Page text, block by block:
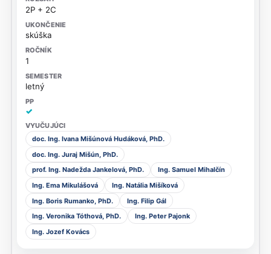
2P + 2C
skúška
1
letný
✓
doc. Ing. Ivana Mišúnová Hudáková, PhD.
doc. Ing. Juraj Mišún, PhD.
prof. Ing. Nadežda Jankelová, PhD.
Ing. Samuel Mihalčín
Ing. Ema Mikulášová
Ing. Natália Mišíková
Ing. Boris Rumanko, PhD.
Ing. Filip Gál
Ing. Veronika Tóthová, PhD.
Ing. Peter Pajonk
Ing. Jozef Kovács